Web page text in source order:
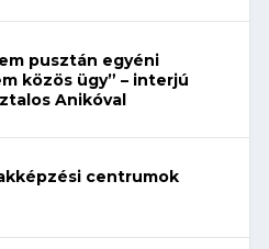
pusztán egyéni
közös ügy” – interjú
Anikóval
centrumok